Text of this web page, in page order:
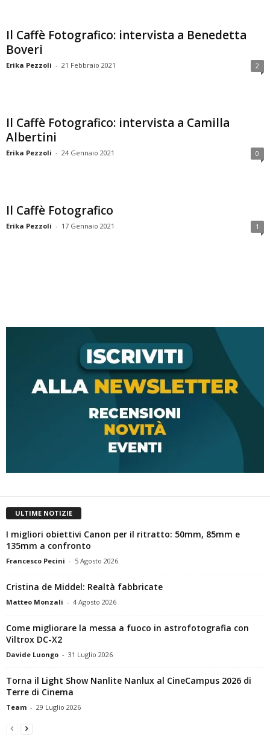
Il Caffè Fotografico: intervista a Benedetta
Boveri
Erika Pezzoli - 21 Febbraio 2021 2
Il Caffè Fotografico: intervista a Camilla
Albertini
Erika Pezzoli - 24 Gennaio 2021 0
Il Caffè Fotografico
Erika Pezzoli - 17 Gennaio 2021 1
ULTIME NOTIZIE
I migliori obiettivi Canon per il ritratto: 50mm, 85mm e
135mm a confronto
Francesco Pecini - 5 Agosto 2026
Cristina de Middel: Realtà fabbricate
Matteo Monzali - 4 Agosto 2026
Come migliorare la messa a fuoco in astrofotografia con
Viltrox DC-X2
Davide Luongo - 31 Luglio 2026
Torna il Light Show Nanlite Nanlux al CineCampus 2026 di
Terre di Cinema
Team - 29 Luglio 2026